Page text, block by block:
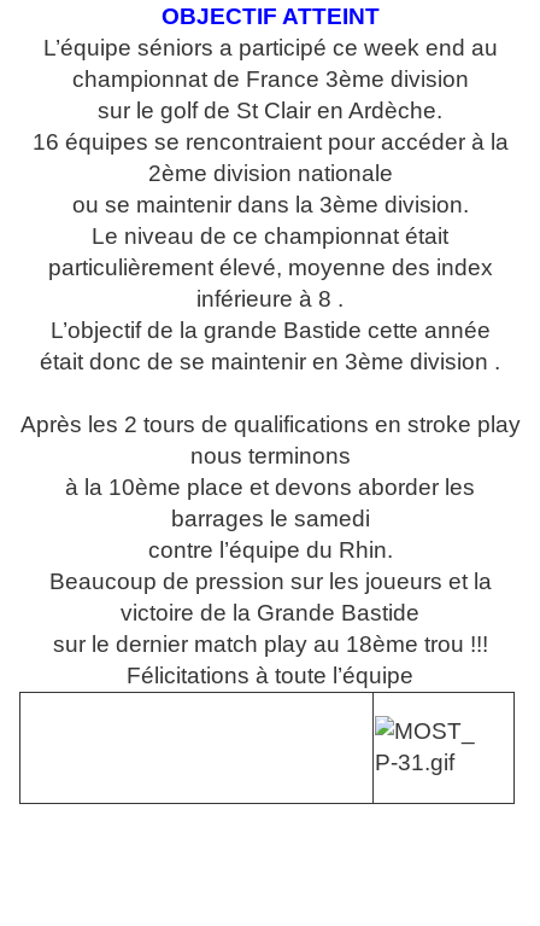
OBJECTIF ATTEINT
L’équipe séniors a participé ce week end au
championnat de France 3ème division
sur le golf de St Clair en Ardèche.
16 équipes se rencontraient pour accéder à la
2ème division nationale
ou se maintenir dans la 3ème division.
Le niveau de ce championnat était
particulièrement élevé, moyenne des index
inférieure à 8 .
L’objectif de la grande Bastide cette année
était donc de se maintenir en 3ème division .
Après les 2 tours de qualifications en stroke play
nous terminons
à la 10ème place et devons aborder les
barrages le samedi
contre l’équipe du Rhin.
Beaucoup de pression sur les joueurs et la
victoire de la Grande Bastide
sur le dernier match play au 18ème trou !!!
Félicitations à toute l’équipe